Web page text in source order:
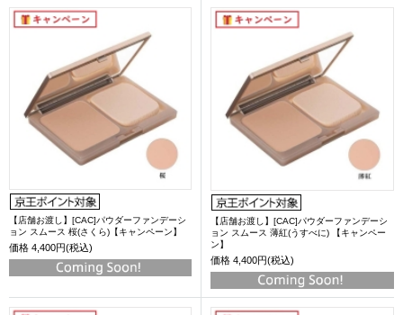
【店舗お渡し】[CAC]パウダーファンデーシ
ョン スムース 桜(さくら)【キャンペーン】
価格 4,400円(税込)
【店舗お渡し】[CAC]パウダーファンデーシ
ョン スムース 薄紅(うすべに) 【キャンペー
ン】
価格 4,400円(税込)